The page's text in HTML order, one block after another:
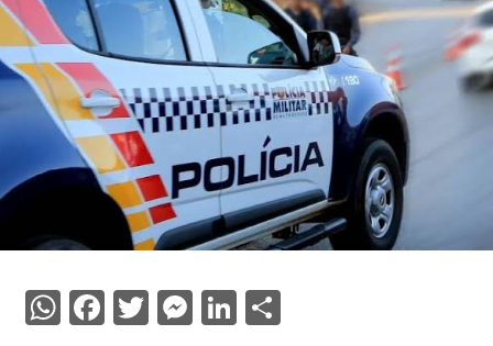
WhatsApp
Facebook
Twitter
Messenger
LinkedIn
Share